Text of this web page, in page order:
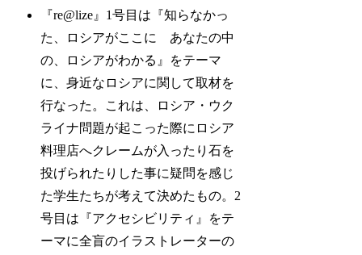
『re@lize』1号目は『知らなかっ
た、ロシアがここに あなたの中
の、ロシアがわかる』をテーマ
に、身近なロシアに関して取材を
行なった。これは、ロシア・ウク
ライナ問題が起こった際にロシア
料理店へクレームが入ったり石を
投げられたりした事に疑問を感じ
た学生たちが考えて決めたもの。2
号目は『アクセシビリティ』をテ
ーマに全盲のイラストレーターの